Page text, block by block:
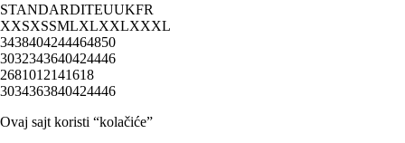
STANDARDITEUUKFR
XXSXSSMLXLXXLXXXL
3438404244464850
3032343640424446
2681012141618
3034363840424446
Ovaj sajt koristi “kolačiće”